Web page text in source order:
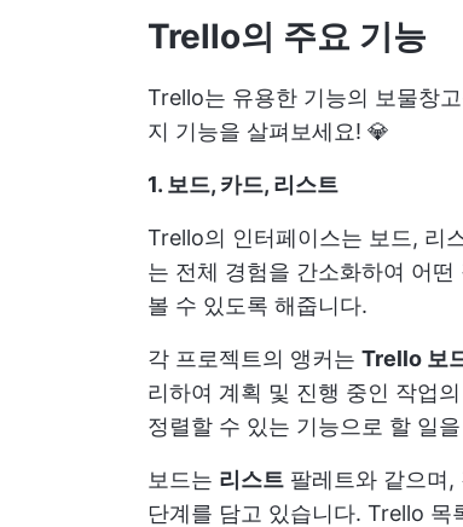
Trello의 주요 기능
Trello는 유용한 기능의 보물창
지 기능을 살펴보세요! 💎
1. 보드, 카드, 리스트
Trello의 인터페이스는 보드, 리
는 전체 경험을 간소화하여 어
볼 수 있도록 해줍니다.
각 프로젝트의 앵커는 Trello 보
리하여 계획 및 진행 중인 작업
정렬할 수 있는 기능으로 할 일
보드는 리스트 팔레트와 같으며,
단계를 담고 있습니다. Trello